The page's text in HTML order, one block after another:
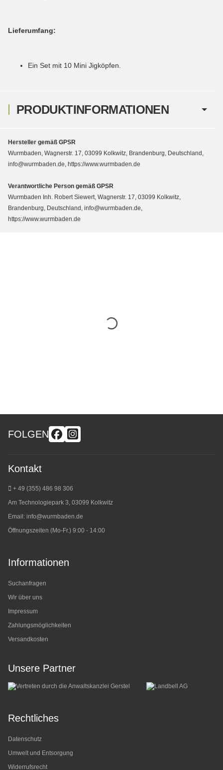
PRODUKTINFORMATIONEN
Lieferumfang:
Ein Set mit 10 Mini Jigköpfen.
Hersteller gemäß GPSR
Wurmbaden, Wagnerstr. 17, 03099 Kolkwitz, Brandenburg, Deutschland,
info@wurmbaden.de, https://www.wurmbaden.de
Verantwortliche Person gemäß GPSR
Wurmbaden Inh. Robert Siewert, Wagnerstr. 17, 03099 Kolkwitz,
Brandenburg, Deutschland, info@wurmbaden.de,
https://www.wurmbaden.de
FOLGEN
Kontakt
+ 49 (355) 486 98 306
Am Technologiepark 3, 03099 Kolkwitz
Email: info@wurmbaden.de
Öffnungszeiten (Mo-Fr.) 9:00 - 14:00
Informationen
Suchanfragen
Wir über uns
Impressum
Zahlungsmöglichkeiten
Versandkosten
Unsere Partner
Rechtliches
Datenschutz
Umwelt und Entsorgung
Widerrufsrecht